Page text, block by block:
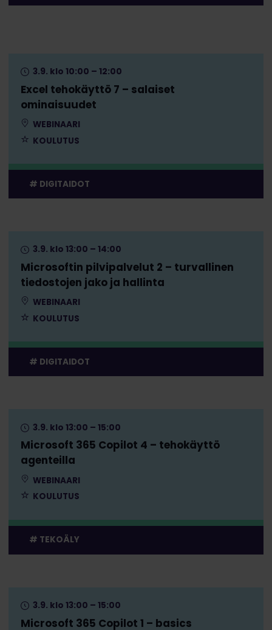
Excel tehokäyttö 7 – salaiset
ominaisuudet
3.9. klo 10:00 – 12:00
WEBINAARI
KOULUTUS
DIGITAIDOT
Microsoftin pilvipalvelut 2 – turvallinen
tiedostojen jako ja hallinta
3.9. klo 13:00 – 14:00
WEBINAARI
KOULUTUS
DIGITAIDOT
Microsoft 365 Copilot 4 – tehokäyttö
agenteilla
3.9. klo 13:00 – 15:00
WEBINAARI
KOULUTUS
TEKOÄLY
Microsoft 365 Copilot 1 – basics
3.9. klo 13:00 – 15:00